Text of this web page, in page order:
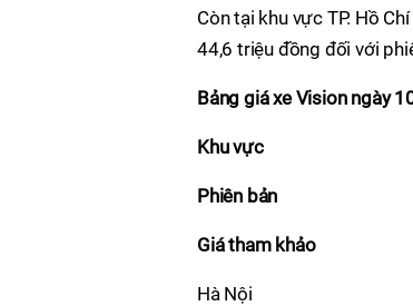
Còn tại khu vực TP. Hồ
44,6 triệu đồng đối với
Bảng giá xe Vision ngày
Khu vực
Phiên bản
Giá tham khảo
Hà Nội